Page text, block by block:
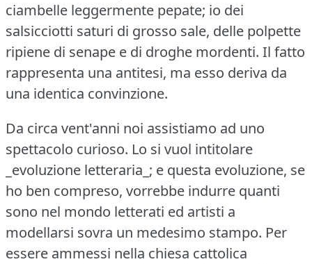
ciambelle leggermente pepate; io dei
salsicciotti saturi di grosso sale, delle polpette
ripiene di senape e di droghe mordenti. Il fatto
rappresenta una antitesi, ma esso deriva da
una identica convinzione.
Da circa vent'anni noi assistiamo ad uno
spettacolo curioso. Lo si vuol intitolare
_evoluzione letteraria_; e questa evoluzione, se
ho ben compreso, vorrebbe indurre quanti
sono nel mondo letterati ed artisti a
modellarsi sovra un medesimo stampo. Per
essere ammessi nella chiesa cattolica